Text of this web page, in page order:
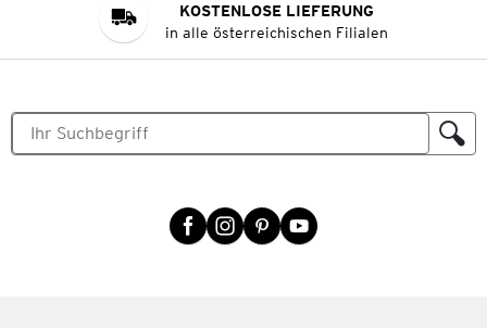
KOSTENLOSE LIEFERUNG
in alle österreichischen Filialen